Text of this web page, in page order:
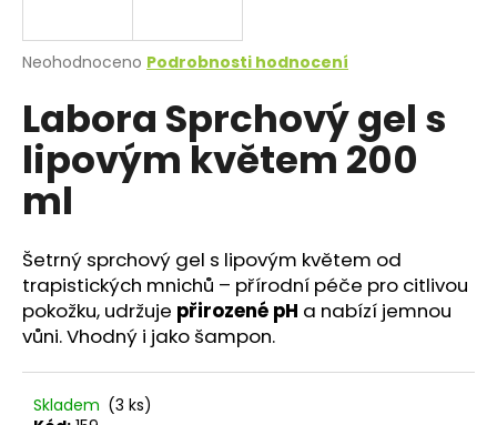
Průměrné
produktu
je
0,0
5
hvězdiček.
Neohodnoceno Podrobnosti hodnocení
Labora Sprchový gel s
lipovým květem 200
ml
Šetrný sprchový gel s lipovým květem od
trapistických mnichů – přírodní péče pro citlivou
pokožku, udržuje přirozené pH a nabízí jemnou
vůni. Vhodný i jako šampon.
Skladem (3 ks)
j
t
?
HLEDAT
o
p